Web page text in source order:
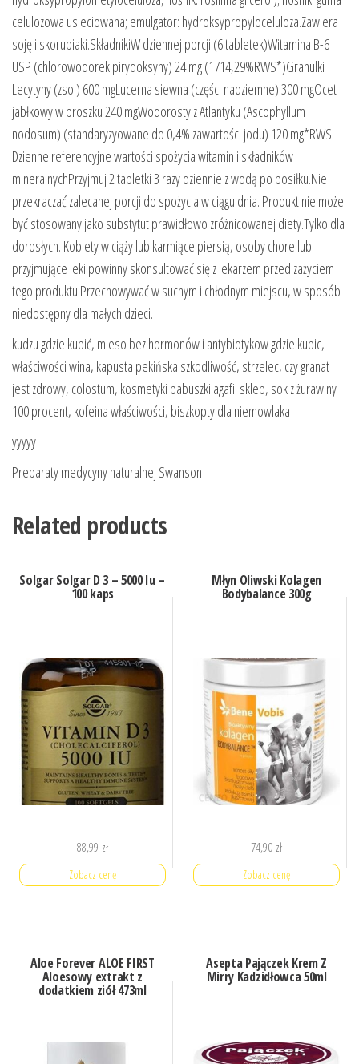
celulozowa usieciowana; emulgator: hydroksypropyloceluloza.Zawiera
soję i skorupiaki.SkładnikiW dziennej porcji (6 tabletek)Witamina B-6
USP (chlorowodorek pirydoksyny) 24 mg (1714,29%RWS*)Granulki
Lecytyny (zsoi) 600 mgLucerna siewna (części nadziemne) 300 mgOcet
jabłkowy w proszku 240 mgWodorosty z Atlantyku (Ascophyllum
nodosum) (standaryzyowane do 0,4% zawartości jodu) 120 mg*RWS –
Dzienne referencyjne wartości spożycia witamin i składników
mineralnychPrzyjmuj 2 tabletki 3 razy dziennie z wodą po posiłku.Nie
przekraczać zalecanej porcji do spożycia w ciągu dnia. Produkt nie może
być stosowany jako substytut prawidłowo zróżnicowanej diety.Tylko dla
dorosłych. Kobiety w ciąży lub karmiące piersią, osoby chore lub
przyjmujące leki powinny skonsultować się z lekarzem przed zażyciem
tego produktu.Przechowywać w suchym i chłodnym miejscu, w sposób
niedostępny dla małych dzieci.
kudzu gdzie kupić, mieso bez hormonów i antybiotykow gdzie kupic,
właściwości wina, kapusta pekińska szkodliwość, strzelec, czy granat
jest zdrowy, colostum, kosmetyki babuszki agafii sklep, sok z żurawiny
100 procent, kofeina właściwości, biszkopty dla niemowlaka
yyyyy
Preparaty medycyny naturalnej Swanson
Related products
Solgar Solgar D 3 – 5000 Iu –
100 kaps
88,99 zł
Zobacz cenę
Młyn Oliwski Kolagen
Bodybalance 300g
74,90 zł
Zobacz cenę
Aloe Forever ALOE FIRST
Aloesowy extrakt z
dodatkiem ziół 473ml
Asepta Pajączek Krem Z
Mirry Kadzidłowca 50ml